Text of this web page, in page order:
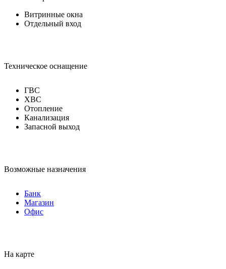
Витринные окна
Отдельный вход
Техническое оснащение
ГВС
ХВС
Отопление
Канализация
Запасной выход
Возможные назначения
Банк
Магазин
Офис
На карте